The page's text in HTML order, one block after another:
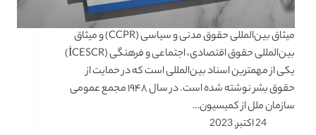
میثاق بین‌المللی حقوق مدنی و سیاسی (CCPR) و میثاق
بین‌المللی حقوق اقتصادی، اجتماعی و فرهنگی (İCESCR)
یکی از مهمترین اسناد بین‌المللی است که در حمایت از
حقوق بشر نوشته شده است. در سال ۱۹۴۸ مجمع عمومی
سازمان ملل از کمیسیون…
24 اکتبر, 2023